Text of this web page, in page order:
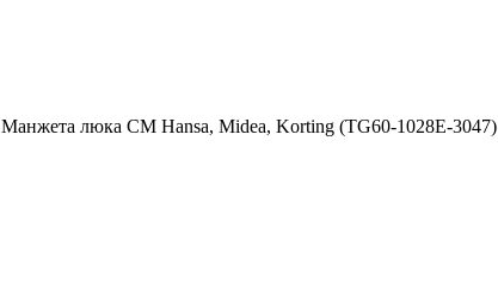
Манжета люка СМ Hansa, Midea, Korting (TG60-1028E-3047)